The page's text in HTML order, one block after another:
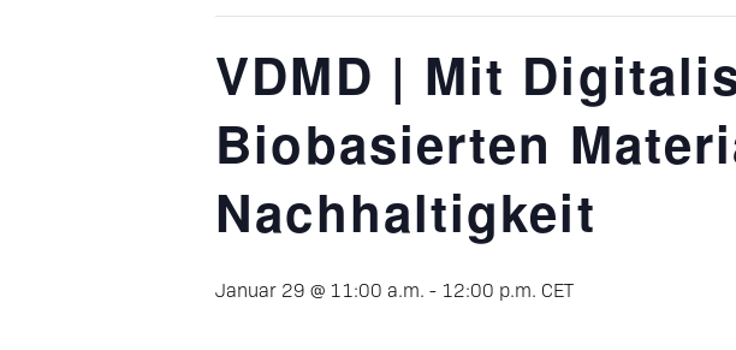
VDMD | Mit
Biobasierten
Nachhaltigkeit
Januar 29 @ 11:00 a.m. - 12:00 p.m. CET